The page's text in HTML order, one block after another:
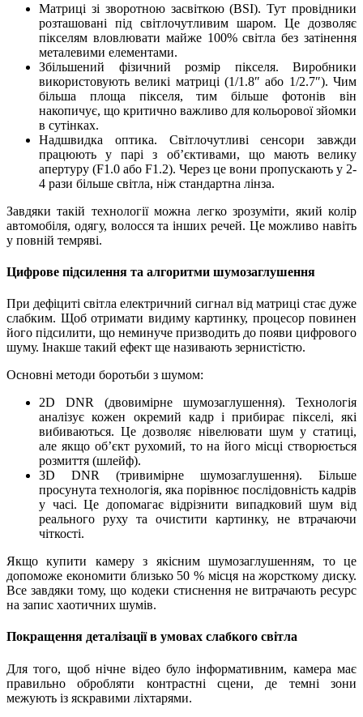
Матриці зі зворотною засвіткою (BSI). Тут провідники
розташовані під світлочутливим шаром. Це дозволяє
пікселям вловлювати майже 100% світла без затінення
металевими елементами.
Збільшений фізичний розмір пікселя. Виробники
використовують великі матриці (1/1.8″ або 1/2.7″). Чим
більша площа пікселя, тим більше фотонів він
накопичує, що критично важливо для кольорової зйомки
в сутінках.
Надшвидка оптика. Світлочутливі сенсори завжди
працюють у парі з об’єктивами, що мають велику
апертуру (F1.0 або F1.2). Через це вони пропускають у 2-
4 рази більше світла, ніж стандартна лінза.
Завдяки такій технології можна легко зрозуміти, який колір
автомобіля, одягу, волосся та інших речей. Це можливо навіть
у повній темряві.
Цифрове підсилення та алгоритми шумозаглушення
При дефіциті світла електричний сигнал від матриці стає дуже
слабким. Щоб отримати видиму картинку, процесор повинен
його підсилити, що неминуче призводить до появи цифрового
шуму. Інакше такий ефект ще називають зернистістю.
Основні методи боротьби з шумом:
2D DNR (двовимірне шумозаглушення). Технологія
аналізує кожен окремий кадр і прибирає пікселі, які
вибиваються. Це дозволяє нівелювати шум у статиці,
але якщо об’єкт рухомий, то на його місці створюється
розмиття (шлейф).
3D DNR (тривимірне шумозаглушення). Більше
просунута технологія, яка порівнює послідовність кадрів
у часі. Це допомагає відрізнити випадковий шум від
реального руху та очистити картинку, не втрачаючи
чіткості.
Якщо купити камеру з якісним шумозаглушенням, то це
допоможе економити близько 50 % місця на жорсткому диску.
Все завдяки тому, що кодеки стиснення не витрачають ресурс
на запис хаотичних шумів.
Покращення деталізації в умовах слабкого світла
Для того, щобнічне відео було інформативним, камера має
правильно обробляти контрастні сцени, де темні зони
межують із яскравими ліхтарями.